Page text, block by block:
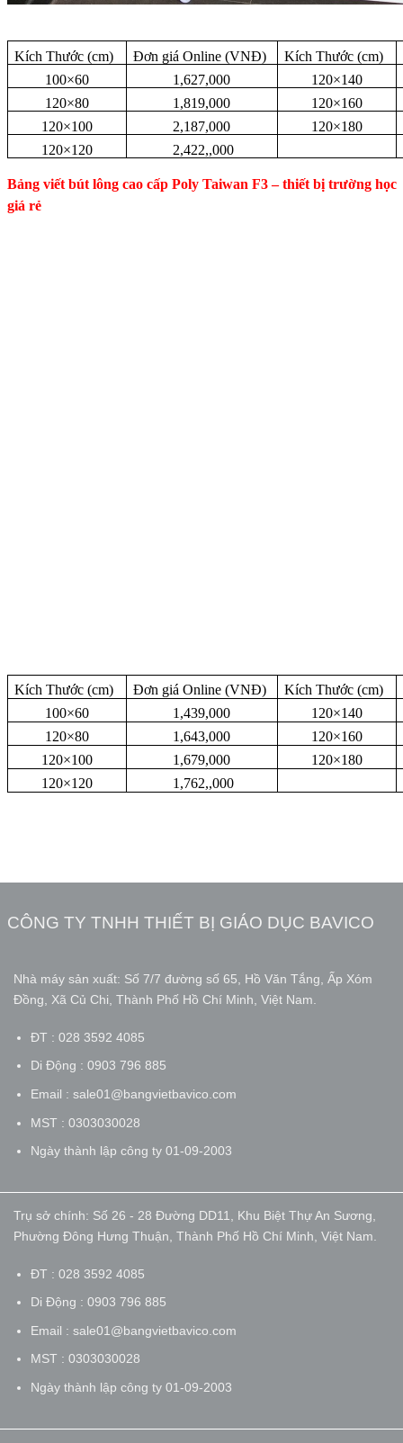
Kích Thước (cm) Đơn giá Online (VNĐ) Kích Thước (cm)
100×60
1,627,000
120×140
120×80
1,819,000
120×160
120×100
2,187,000
120×180
120×120
2,422,,000
Bảng viết bút lông cao cấp Poly Taiwan F3 – thiết bị trường học
giá rẻ
Kích Thước (cm) Đơn giá Online (VNĐ) Kích Thước (cm)
100×60
1,439,000
120×140
120×80
1,643,000
120×160
120×100
1,679,000
120×180
120×120
1,762,,000
CÔNG TY TNHH THIẾT BỊ GIÁO DỤC BAVICO
Nhà máy sản xuất: Số 7/7 đường số 65, Hồ Văn Tắng, Ấp Xóm
Đồng, Xã Củ Chi, Thành Phố Hồ Chí Minh, Việt Nam.
ĐT : 028 3592 4085
Di Động : 0903 796 885
Email : sale01@bangvietbavico.com
MST : 0303030028
Ngày thành lập công ty 01-09-2003
Trụ sở chính: Số 26 - 28 Đường DD11, Khu Biệt Thự An Sương,
Phường Đông Hưng Thuận, Thành Phố Hồ Chí Minh, Việt Nam.
ĐT : 028 3592 4085
Di Động : 0903 796 885
Email : sale01@bangvietbavico.com
MST : 0303030028
Ngày thành lập công ty 01-09-2003